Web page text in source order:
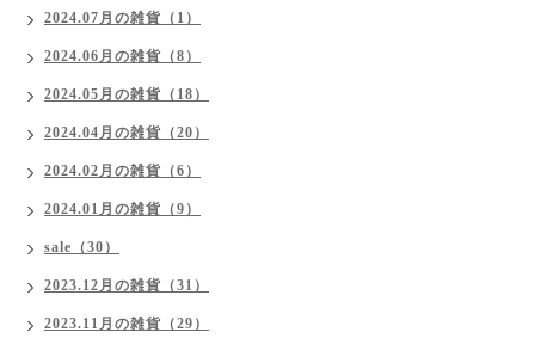
2024.07月の雑貨（1）
2024.06月の雑貨（8）
2024.05月の雑貨（18）
2024.04月の雑貨（20）
2024.02月の雑貨（6）
2024.01月の雑貨（9）
sale（30）
2023.12月の雑貨（31）
2023.11月の雑貨（29）